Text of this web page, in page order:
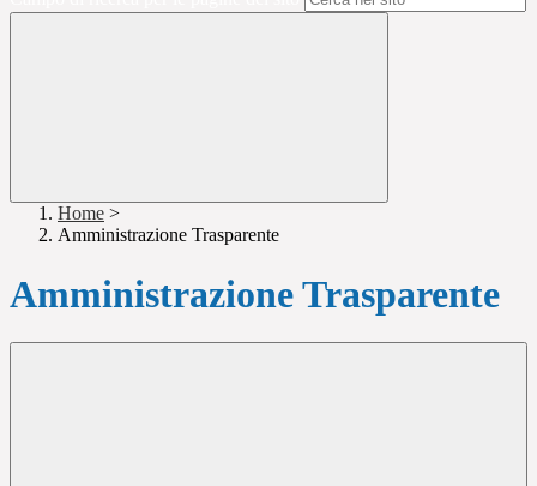
Home >
Amministrazione Trasparente
Amministrazione Trasparente